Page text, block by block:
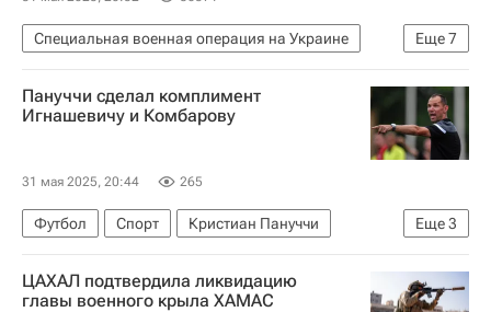
Еще7
Специальная военная операция на Украине
В мире
Курская область
Россия
Апти Алаудинов
НАТО
Пануччи сделал комплимент
Игнашевичу и Комбарову
31 мая 2025, 20:44 265
Еще3
Футбол Спорт
Кристиан Пануччи
Сергей Игнашевич
Дмитрий Комбаров
Лига чемпионов УЕФА 2026-2027
ЦАХАЛ подтвердила ликвидацию
главы военного крыла ХАМАС